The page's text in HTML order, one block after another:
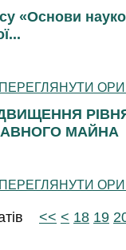
«Основи
ПЕРЕГЛЯНУТИ
МАЙНА
ПЕРЕГЛЯНУТИ
<< < 18 19